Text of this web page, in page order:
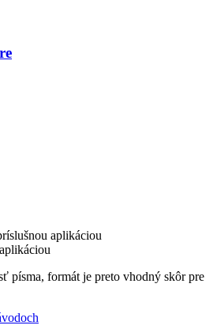
aplikáciou
písma, formát je preto vhodný skôr pre